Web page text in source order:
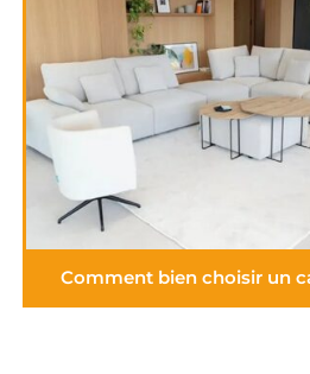
Comment bien choisir un